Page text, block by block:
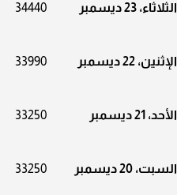
الثلاثاء، 23 ديسمبر 34440
الإثنين، 22 ديسمبر 33990
الأحد، 21 ديسمبر 33250
السبت، 20 ديسمبر 33250